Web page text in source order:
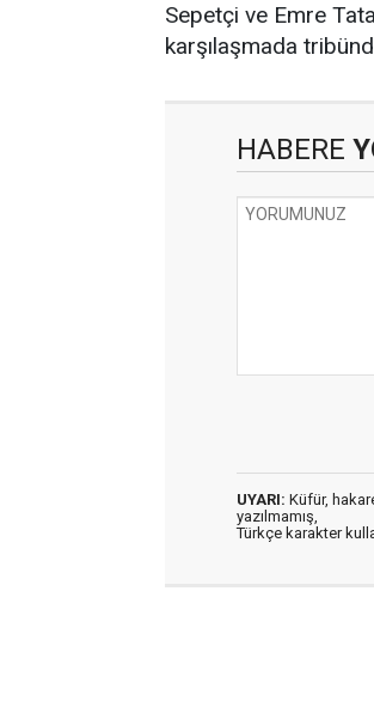
Sepetçi ve Emre
karşılaşmada
HABERE
UYARI: Küfür,
yazılmamış,
Türkçe karakter